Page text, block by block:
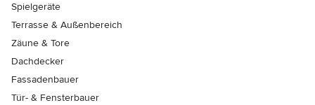
Spielgeräte
Terrasse & Außenbereich
Zäune & Tore
Dachdecker
Fassadenbauer
Tür- & Fensterbauer